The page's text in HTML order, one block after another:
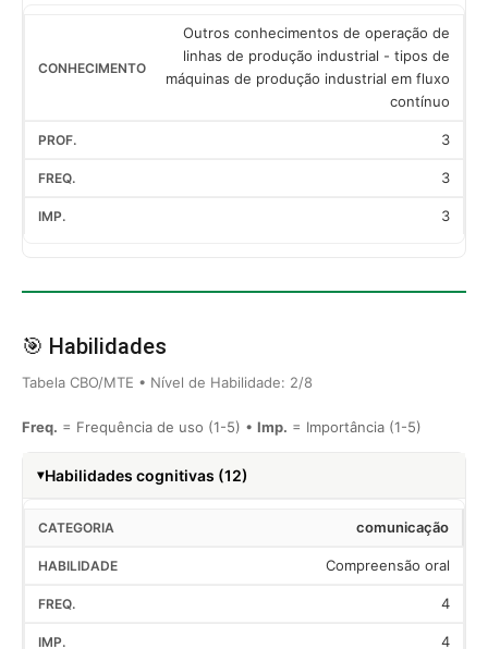
Outros conhecimentos de operação de
linhas de produção industrial - tipos de
máquinas de produção industrial em fluxo
contínuo
3
3
3
🎯 Habilidades
Tabela CBO/MTE • Nível de Habilidade: 2/8
Freq. = Frequência de uso (1-5) • Imp. = Importância (1-5)
Habilidades cognitivas (12)
comunicação
Compreensão oral
4
4